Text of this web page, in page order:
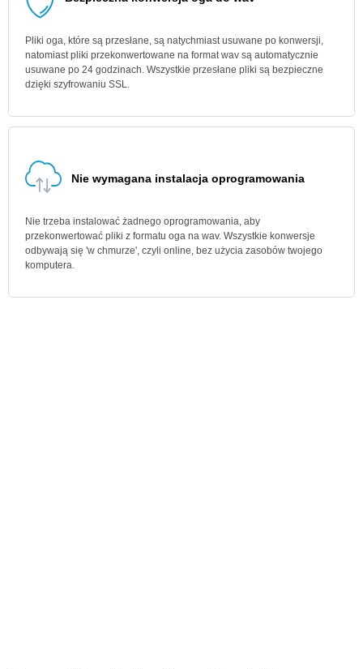
Pliki oga, które są przesłane, są natychmiast usuwane po konwersji,
natomiast pliki przekonwertowane na format wav są automatycznie
usuwane po 24 godzinach. Wszystkie przesłane pliki są bezpieczne
dzięki szyfrowaniu SSL.
Nie wymagana instalacja oprogramowania
Nie trzeba instalować żadnego oprogramowania, aby
przekonwertować pliki z formatu oga na wav. Wszystkie konwersje
odbywają się 'w chmurze', czyli online, bez użycia zasobów twojego
komputera.